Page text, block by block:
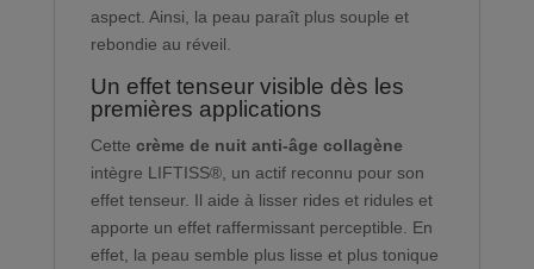
aspect. Ainsi, la peau paraît plus souple et
rebondie au réveil.
Un effet tenseur visible dès les
premières applications
Cette crème de nuit anti-âge collagène
intègre LIFTISS®, un actif reconnu pour son
effet tenseur. Il aide à lisser rides et ridules et
apporte un effet raffermissant perceptible. En
effet, la peau semble plus lisse et plus tonique